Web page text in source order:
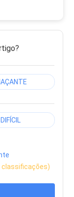
DIFÍCIL
classificações)